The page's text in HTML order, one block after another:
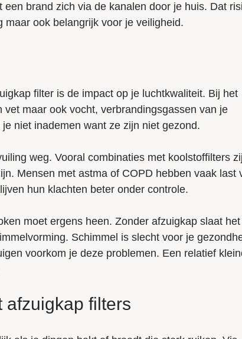
brand zich via de kanalen door je huis. Dat
ook belangrijk voor je veiligheid.
filter is de impact op je luchtkwaliteit. Bij het
maar ook vocht, verbrandingsgassen van je
niet inademen want ze zijn niet gezond.
weg. Vooral combinaties met koolstoffilters
Mensen met astma of COPD hebben vaak last
hun klachten beter onder controle.
moet ergens heen. Zonder afzuigkap slaat het
Schimmel is slecht voor je
voorkom je deze problemen. Een relatief
afzuigkap filters